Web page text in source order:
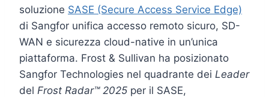
soluzione SASE (Secure Access Service Edge)
di Sangfor unifica accesso remoto sicuro, SD-
WAN e sicurezza cloud-native in un’unica
piattaforma. Frost & Sullivan ha posizionato
Sangfor Technologies nel quadrante dei Leader
del Frost Radar™ 2025 per il SASE,